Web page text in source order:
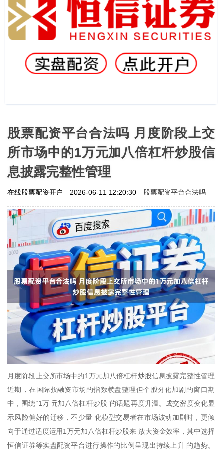
股票配资平台合法吗 月度阶段上交
所市场中的1万元加八倍杠杆炒股信
息披露完整性管理
在线股票配资开户 2026-06-11 12:20:30 股票配资平台合法吗
月度阶段上交所市场中的1万元加八倍杠杆炒股信息披露完整性管理
近期，在国际投融资市场的指数横盘整理但个股分化加剧的窗口期
中，围绕“1万 元加八倍杠杆炒股”的话题再度升温。成交密度变化显
示风险偏好的迁移，不少量 化模型交易者在市场波动加剧时，更倾
向于通过适度运用1万元加八倍杠杆炒股来 放大资金效率，其中选择
恒信证券等实盘配资平台进行操作的比例呈现出持续上升 的趋势。